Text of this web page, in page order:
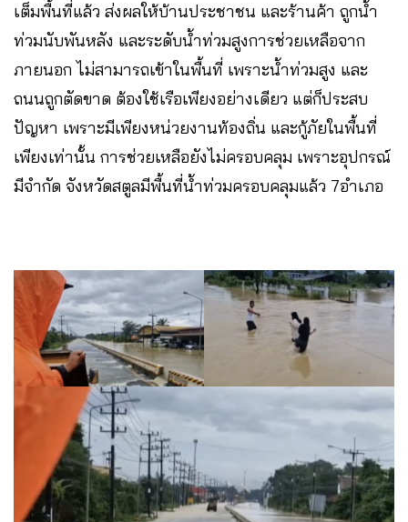
เต็มพื้นที่แล้ว ส่งผลให้บ้านประชาชน และร้านค้า ถูกน้ำ
ท่วมนับพันหลัง และระดับน้ำท่วมสูงการช่วยเหลือจาก
ภายนอก ไม่สามารถเข้าในพื้นที่ เพราะน้ำท่วมสูง และ
ถนนถูกตัดขาด ต้องใช้เรือเพียงอย่างเดียว แต่ก็ประสบ
ปัญหา เพราะมีเพียงหน่วยงานท้องถิ่น และกู้ภัยในพื้นที่
เพียงเท่านั้น การช่วยเหลือยังไม่ครอบคลุม เพราะอุปกรณ์
มีจำกัด จังหวัดสตูลมีพื้นที่น้ำท่วมครอบคลุมแล้ว 7อำเภอ